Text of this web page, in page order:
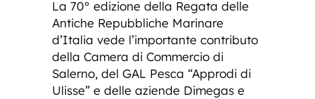
La 70° edizione della Regata delle
Antiche Repubbliche Marinare
d’Italia vede l’importante contributo
della Camera di Commercio di
Salerno, del GAL Pesca “Approdi di
Ulisse” e delle aziende Dimegas e